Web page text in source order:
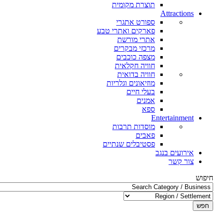
תוצרת מקומית
Attractions
ספורט אתגרי
פארקים ואתרי טבע
אתרי מורשת
מרכזי מבקרים
מצפה כוכבים
חוויה חקלאית
חוויה בדואית
מוזיאונים וגלריות
בעלי חיים
אמנים
ספא
Entertainment
מוסדות תרבות
פאבים
פסטיבלים שנתיים
אירועים בנגב
צור קשר
חיפוש
חפש